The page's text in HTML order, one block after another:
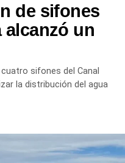
de sifones
alcanzó un
sifones del Canal
la distribución del agua